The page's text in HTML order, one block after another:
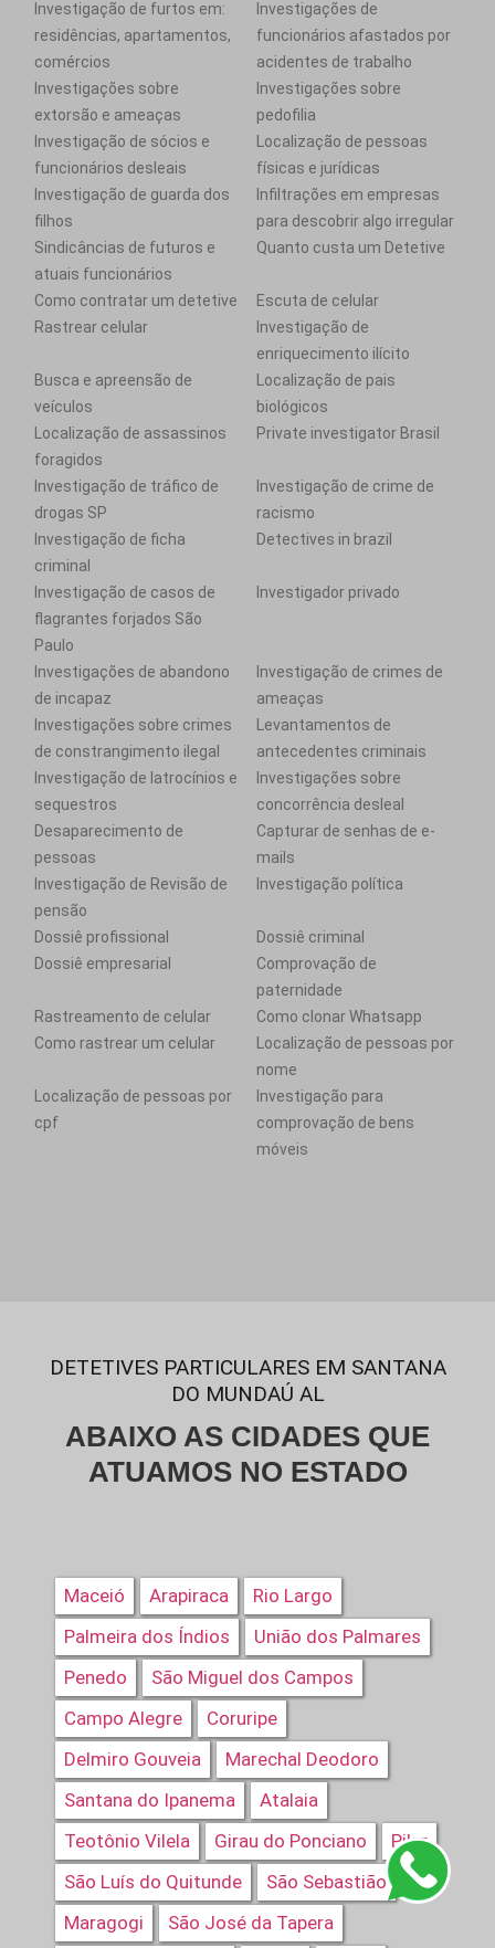
Investigação de furtos em:
residências, apartamentos,
comércios
Investigações de
funcionários afastados por
acidentes de trabalho
Investigações sobre
extorsão e ameaças
Investigações sobre
pedofilia
Investigação de sócios e
funcionários desleais
Localização de pessoas
físicas e jurídicas
Investigação de guarda dos
filhos
Infiltrações em empresas
para descobrir algo irregular
Sindicâncias de futuros e
atuais funcionários
Quanto custa um Detetive
Como contratar um detetive
Escuta de celular
Rastrear celular
Investigação de
enriquecimento ilícito
Busca e apreensão de
veículos
Localização de pais
biológicos
Localização de assassinos
foragidos
Private investigator Brasil
Investigação de tráfico de
drogas SP
Investigação de crime de
racismo
Investigação de ficha
criminal
Detectives in brazil
Investigação de casos de
flagrantes forjados São
Paulo
Investigador privado
Investigações de abandono
de incapaz
Investigação de crimes de
ameaças
Investigações sobre crimes
de constrangimento ilegal
Levantamentos de
antecedentes criminais
Investigação de latrocínios e
sequestros
Investigações sobre
concorrência desleal
Desaparecimento de
pessoas
Capturar de senhas de e-
mails
Investigação de Revisão de
pensão
Investigação política
Dossiê profissional
Dossiê criminal
Dossiê empresarial
Comprovação de
paternidade
Rastreamento de celular
Como clonar Whatsapp
Como rastrear um celular
Localização de pessoas por
nome
Localização de pessoas por
cpf
Investigação para
comprovação de bens
móveis
DETETIVES PARTICULARES EM SANTANA
DO MUNDAÚ AL
ABAIXO AS CIDADES QUE
ATUAMOS NO ESTADO
Maceió Arapiraca
Rio Largo
Palmeira dos Índios
União dos Palmares
Penedo
São Miguel dos Campos
Campo Alegre
Coruripe
Delmiro Gouveia
Marechal Deodoro
Santana do Ipanema
Atalaia
Teotônio Vilela
Girau do Ponciano
Pilar
São Luís do Quitunde
São Sebastião
Maragogi
São José da Tapera